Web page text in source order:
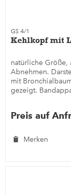
GS 4/1
Kehlkopf mit
natürliche Größe,
Abnehmen.
mit
gezeigt.
Preis auf
Merken